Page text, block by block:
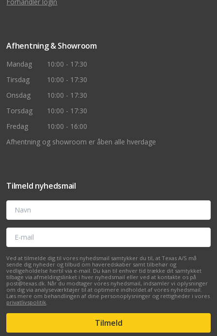
Afhentning & Showroom
Mandag
10:00 - 17:30
Tirsdag
10:00 - 17:30
Onsdag
10:00 - 17:30
Torsdag
10:00 - 17:30
Fredag
10:00 - 16:00
Afhentning og showroom er åben alle hverdage
Tilmeld nyhedsmail
Navn
E-mail
Ved at tilmelde dig til vores nyhedsmail samtykker du til, at Texas A/S må
sende dig nyheder og tilbud om haveredskaber samt tilbehør og
vedligeholdelse hertil via e-mail. Du kan til enhver tid trække dit samtykket
tilbage via afmeldingslinket i hver nyhedsmail eller ved at kontakte os på
post@texas.dk. Når du modtager vores nyhedsmail, indsamler vi oplysninger
om dig via analyseværktøjer til at optimere indholdet af vores nyhedsmail.
Læs mere om behandlingen af dine personoplysninger og rettigheder i vores
privatlivspolitik